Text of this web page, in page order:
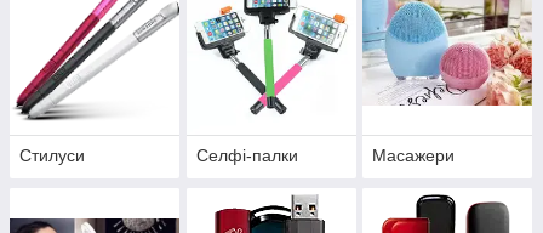
Стилуси Селфі-палки Масажери